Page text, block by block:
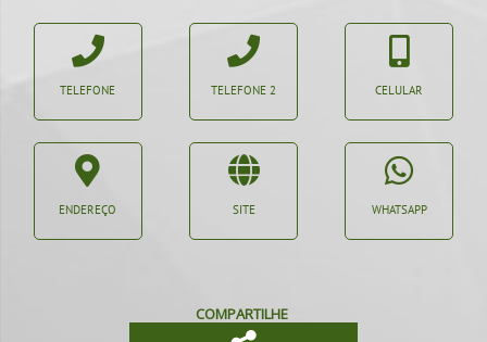
TELEFONE TELEFONE 2 CELULAR
ENDEREÇO SITE WHATSAPP
COMPARTILHE